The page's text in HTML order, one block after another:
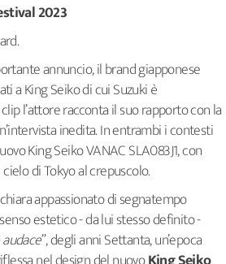
2023
annuncio, il brand giapponese
a King Seiko di cui Suzuki è
l’attore racconta il suo rapporto con la
inedita. In entrambi i contesti
King Seiko VANAC SLA083J1, con
di Tokyo al crepuscolo.
appassionato di segnatempo
estetico - da lui stesso definito -
”, degli anni Settanta, un’epoca